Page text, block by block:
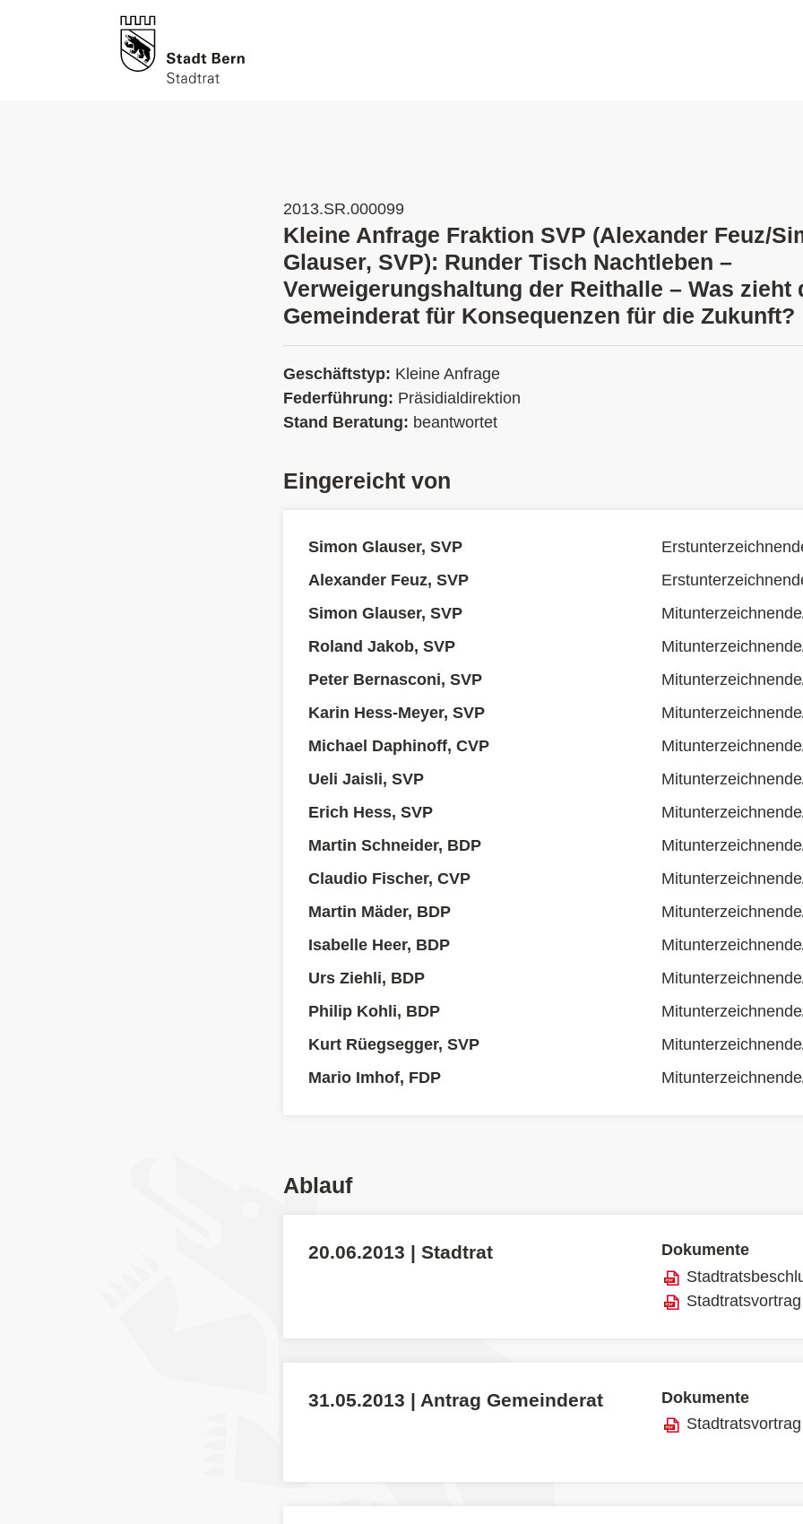
2013.SR.000099
Kleine Anfrage Fraktion SVP (Alexander Feuz/
Glauser, SVP): Runder Tisch Nachtleben –
Verweigerungshaltung der Reithalle – Was zieht
Gemeinderat für Konsequenzen für die Zukunft?
Geschäftstyp: Kleine Anfrage
Federführung: Präsidialdirektion
Stand Beratung: beantwortet
Eingereicht von
Simon Glauser, SVP
Alexander Feuz, SVP
Simon Glauser, SVP
Roland Jakob, SVP
Peter Bernasconi, SVP
Karin Hess-Meyer, SVP
Michael Daphinoff, CVP
Ueli Jaisli, SVP
Erich Hess, SVP
Martin Schneider, BDP
Claudio Fischer, CVP
Martin Mäder, BDP
Isabelle Heer, BDP
Urs Ziehli, BDP
Philip Kohli, BDP
Kurt Rüegsegger, SVP
Mario Imhof, FDP
Ablauf
20.06.2013 | Stadtrat
Dokumente
Stadtratsvortrag
31.05.2013 | Antrag Gemeinderat
Dokumente
Stadtratsvortrag